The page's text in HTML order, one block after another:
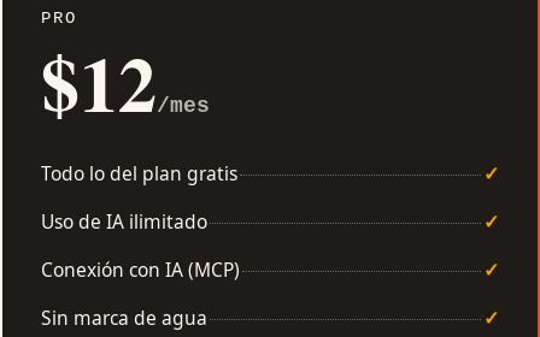
PRO
$12/mes
Todo lo del plan gratis
✓
Uso de IA ilimitado
✓
Conexión con IA (MCP)
✓
Sin marca de agua
✓